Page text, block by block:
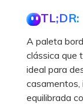
TL;DR:
A paleta
clássica que
ideal para
casamentos,
equilibrada